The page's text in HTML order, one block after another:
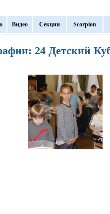
Видео Секции Scorpion
24 Детский